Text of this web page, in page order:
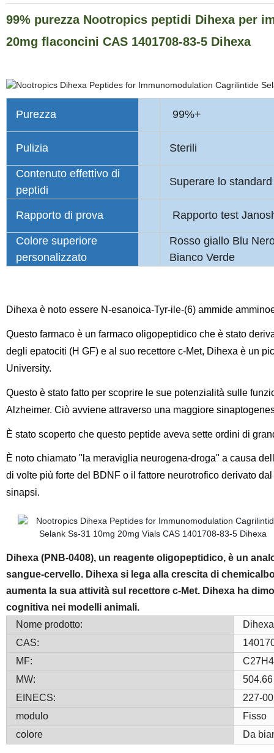
99% purezza Nootropics peptidi Dihexa per
20mg flaconcini CAS 1401708-83-5 Dihexa
Purezza 99%+
Pulizia Sterili
Contenuto effettivo di
peptidi
Superare lo standard
Rapporto di prova Rapporto test
Colore superiore
personalizzato
Rosso giallo Blu
Bianco Verde
Dihexa è noto essere N-esanoica-Tyr-ile-(6) ammide
Questo farmaco è un farmaco oligopeptidico che è stato
degli epatociti (H GF) e al suo recettore c-Met, Dihexa è un
University.
Questo è stato fatto per scoprire le sue potenzialità sulle
Alzheimer. Ciò avviene attraverso una maggiore
È stato scoperto che questo peptide aveva sette ordini di
È noto chiamato "la meraviglia neurogena-droga" a causa
di volte più forte del BDNF o il fattore neurotrofico derivato
sinapsi.
Dihexa (PNB-0408), un reagente oligopeptidico, è un
sangue-cervello. Dihexa si lega alla crescita di
aumenta la sua attività sul recettore c-Met. Dihexa ha
cognitiva nei modelli animali.
Nome prodotto:
Dihexa
CAS:
MF:
MW:
504.66
EINECS:
227-
modulo
Fisso
colore
Da